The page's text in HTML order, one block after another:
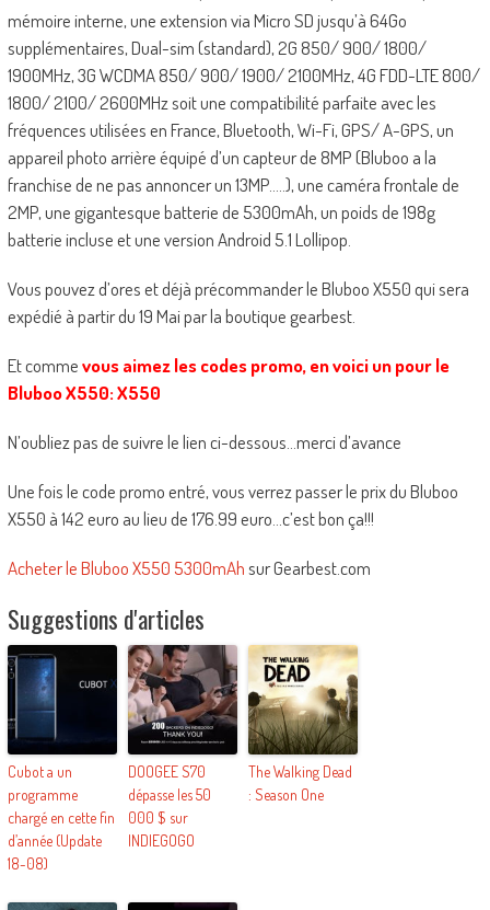
mémoire interne, une extension via Micro SD jusqu’à 64Go
supplémentaires, Dual-sim (standard), 2G 850/ 900/ 1800/
1900MHz, 3G WCDMA 850/ 900/ 1900/ 2100MHz, 4G FDD-LTE 800/
1800/ 2100/ 2600MHz soit une compatibilité parfaite avec les
fréquences utilisées en France, Bluetooth, Wi-Fi, GPS/ A-GPS, un
appareil photo arrière équipé d’un capteur de 8MP (Bluboo a la
franchise de ne pas annoncer un 13MP…..), une caméra frontale de
2MP, une gigantesque batterie de 5300mAh, un poids de 198g
batterie incluse et une version Android 5.1 Lollipop.
Vous pouvez d’ores et déjà précommander le Bluboo X550 qui sera
expédié à partir du 19 Mai par la boutique gearbest.
Et commevous aimez les codes promo, en voici un pour le
Bluboo X550: X550
N’oubliez pas de suivre le lien ci-dessous…merci d’avance
Une fois le code promo entré, vous verrez passer le prix du Bluboo
X550 à 142 euro au lieu de 176.99 euro…c’est bon ça!!!
Acheter le Bluboo X550 5300mAhsur Gearbest.com
Suggestions d'articles
Cubot a un
programme
chargé en cette fin
d’année (Update
18-08)
DOOGEE S70
dépasse les 50
000 $ sur
INDIEGOGO
The Walking Dead
: Season One